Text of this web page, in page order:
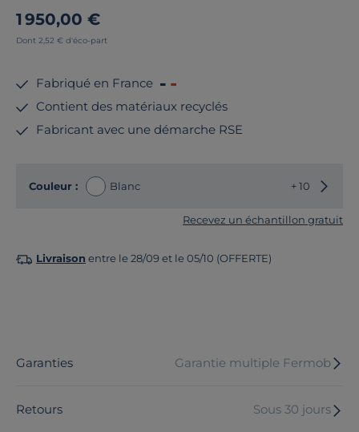
1 950,00 €
Dont 2,52 € d'éco-part
Fabriqué en France
Contient des matériaux recyclés
Fabricant avec une démarche RSE
Couleur : Blanc + 10
Recevez un échantillon gratuit
Livraison entre le 28/09 et le 05/10 (OFFERTE)
Garanties Garantie multiple Fermob
Retours Sous 30 jours